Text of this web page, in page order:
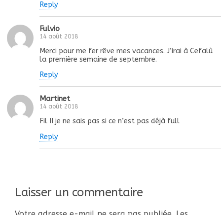
Reply
Fulvio
14 août 2018
Merci pour me fer rêve mes vacances. J’irai à Cefalù
la première semaine de septembre.
Reply
Martinet
14 août 2018
Fil II je ne sais pas si ce n’est pas déjà full
Reply
Laisser un commentaire